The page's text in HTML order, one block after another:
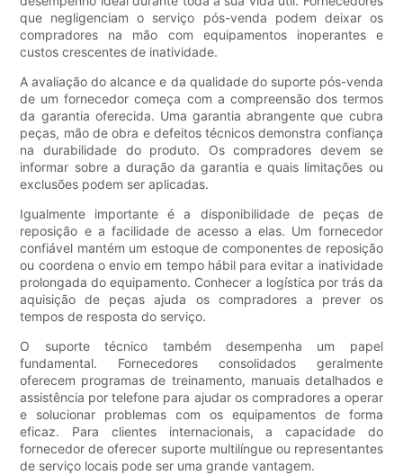
que negligenciam o serviço pós-venda podem deixar os
compradores na mão com equipamentos inoperantes e
custos crescentes de inatividade.
A avaliação do alcance e da qualidade do suporte pós-venda
de um fornecedor começa com a compreensão dos termos
da garantia oferecida. Uma garantia abrangente que cubra
peças, mão de obra e defeitos técnicos demonstra confiança
na durabilidade do produto. Os compradores devem se
informar sobre a duração da garantia e quais limitações ou
exclusões podem ser aplicadas.
Igualmente importante é a disponibilidade de peças de
reposição e a facilidade de acesso a elas. Um fornecedor
confiável mantém um estoque de componentes de reposição
ou coordena o envio em tempo hábil para evitar a inatividade
prolongada do equipamento. Conhecer a logística por trás da
aquisição de peças ajuda os compradores a prever os
tempos de resposta do serviço.
O suporte técnico também desempenha um papel
fundamental. Fornecedores consolidados geralmente
oferecem programas de treinamento, manuais detalhados e
assistência por telefone para ajudar os compradores a operar
e solucionar problemas com os equipamentos de forma
eficaz. Para clientes internacionais, a capacidade do
fornecedor de oferecer suporte multilíngue ou representantes
de serviço locais pode ser uma grande vantagem.